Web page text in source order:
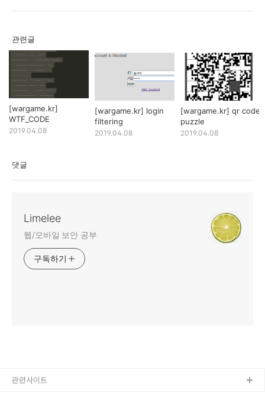
관련글
[wargame.kr]
WTF_CODE
2019.04.08
[wargame.kr] login
filtering
2019.04.08
[wargame.kr] qr code
puzzle
2019.04.08
댓글
Limelee
웹/모바일 보안 공부
구독하기
관련사이트